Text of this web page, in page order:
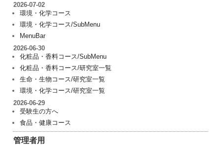
2026-07-02
環境・化学コース
環境・化学コース/SubMenu
MenuBar
2026-06-30
化粧品・香料コース/SubMenu
化粧品・香料コース/研究室一覧
生命・生物コース/研究室一覧
環境・化学コース/研究室一覧
2026-06-29
受験生の方へ
食品・健康コース
管理者用